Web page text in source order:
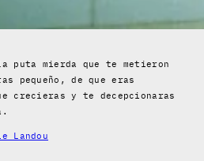
puta mierda que te metieron
pequeño, de que eras
crecieras y te decepcionaras
Landou